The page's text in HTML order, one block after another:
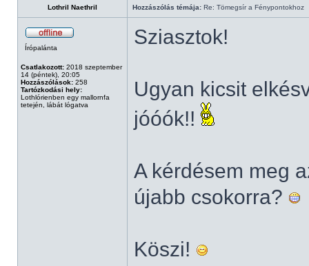
Lothril Naethril Hozzászólás témája: Re: Tömegsír a Fénypontokhoz
Írópalánta
Csatlakozott: 2018 szeptember
14 (péntek), 20:05
Hozzászólások: 258
Tartózkodási hely:
Lothlórienben egy mallornfa
tetején, lábát lógatva
Sziasztok!
Ugyan kicsit
jóóók!!
A kérdésem meg
újabb csokorra?
Köszi!